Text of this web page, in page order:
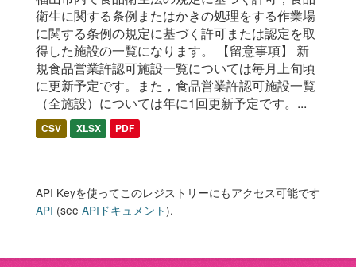
衛生に関する条例またはかきの処理をする作業場
に関する条例の規定に基づく許可または認定を取
得した施設の一覧になります。 【留意事項】 新
規食品営業許認可施設一覧については毎月上旬頃
に更新予定です。また，食品営業許認可施設一覧
（全施設）については年に1回更新予定です。...
CSV XLSX PDF
API Keyを使ってこのレジストリーにもアクセス可能です
API (see APIドキュメント).